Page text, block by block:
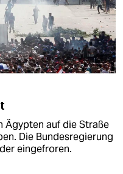
Ägypten auf die Straße
Die Bundesregierung
eingefroren.